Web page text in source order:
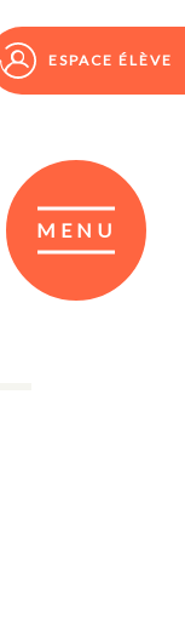
ESPACE ÉLÈVE
MENU
ESPACE ÉLÈVE